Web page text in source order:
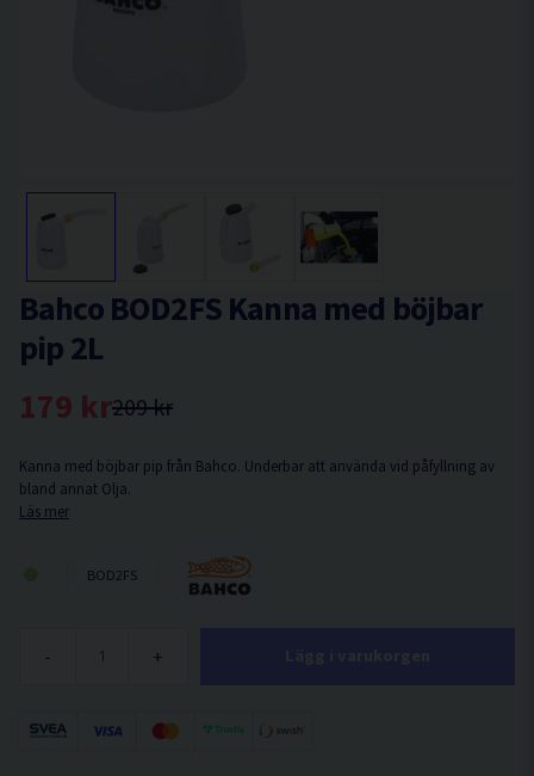
Bahco BOD2FS Kanna med böjbar
pip 2L
209 kr
179 kr
Kanna med böjbar pip från Bahco. Underbar att använda vid påfyllning av
bland annat Olja.
Läs mer
BOD2FS
- +